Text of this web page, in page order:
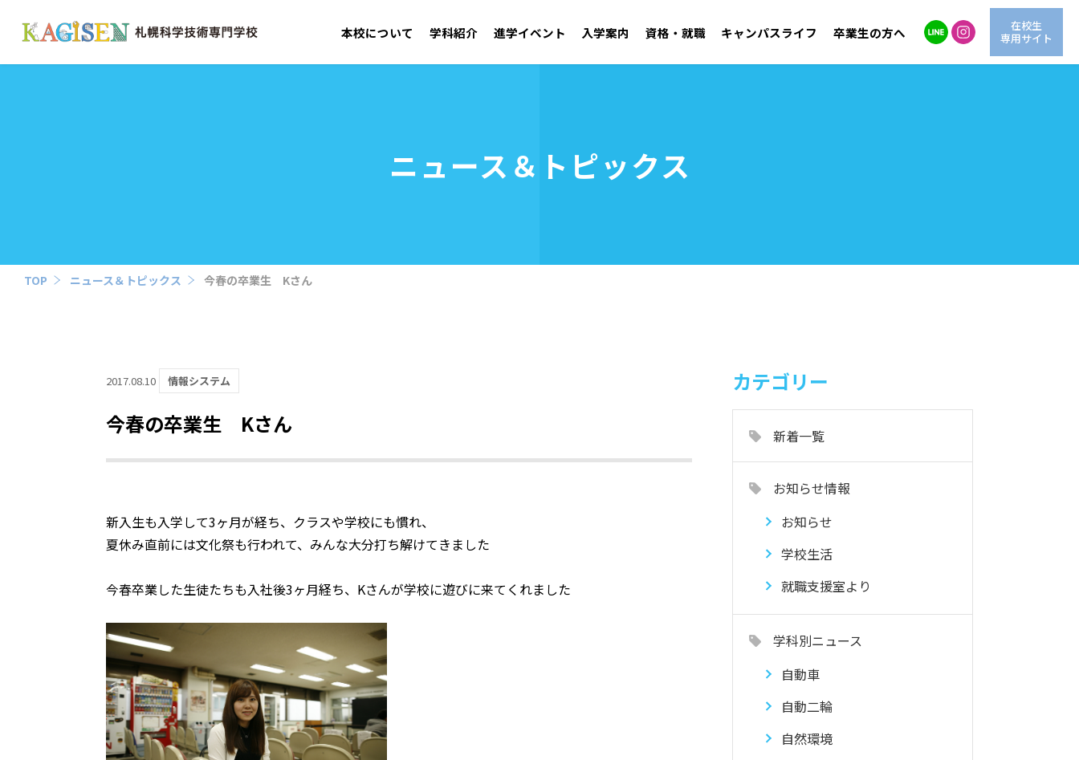
本校について 学科紹介 進学イベント 入学案内
アドミッションポリシー 募集要項
資格・就職
取得可能資格 就職実績 OB・OG紹介
キャンパスライフ
学生支援センター 年間行事・クラブ活動
卒業生の方へ
在校生
専用サイト
ニュース＆トピックス
TOP ニュース＆トピックス 今春の卒業生 Kさん
2017.08.10 情報システム
今春の卒業生 Kさん
新入生も入学して3ヶ月が経ち、クラスや学校にも慣れ、
夏休み直前には文化祭も行われて、みんな大分打ち解けてきました
今春卒業した生徒たちも入社後3ヶ月経ち、Kさんが学校に遊びに来てくれました
カテゴリー
新着一覧
お知らせ情報
お知らせ
学校生活
就職支援室より
学科別ニュース
自動車
自動二輪
自然環境